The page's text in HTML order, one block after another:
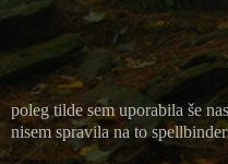
poleg tilde sem uporabila še
nisem spravila na to